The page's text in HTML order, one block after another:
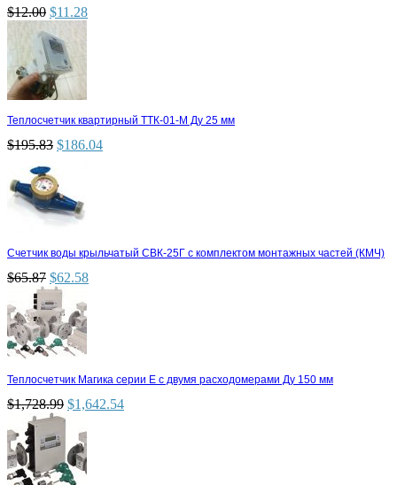
$12.00 $11.28
Теплосчетчик квартирный ТТК-01-М Ду 25 мм
$195.83 $186.04
Счетчик воды крыльчатый СВК-25Г с комплектом монтажных частей (КМЧ)
$65.87 $62.58
Теплосчетчик Магика серии Е с двумя расходомерами Ду 150 мм
$1,728.99 $1,642.54